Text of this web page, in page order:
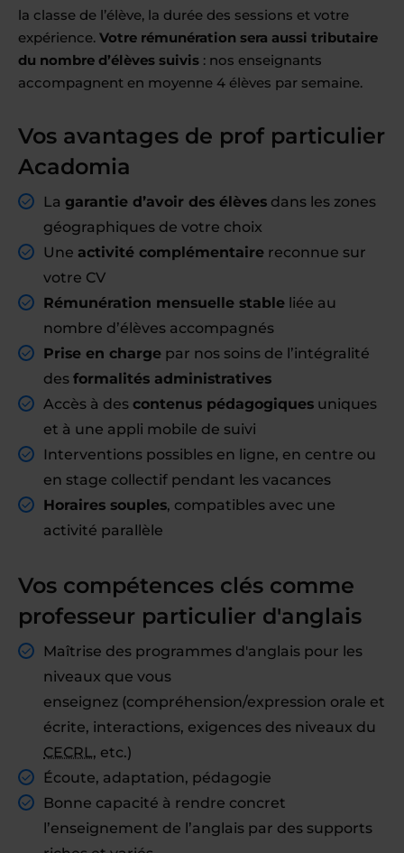
la classe de l’élève, la durée des sessions et votre
expérience. Votre rémunération sera aussi tributaire
du nombre d’élèves suivis : nos enseignants
accompagnent en moyenne 4 élèves par semaine.
Vos avantages de prof particulier
Acadomia
La garantie d’avoir des élèves dans les zones
géographiques de votre choix
Une activité complémentaire reconnue sur
votre CV
Rémunération mensuelle stable liée au
nombre d’élèves accompagnés
Prise en charge par nos soins de l’intégralité
des formalités administratives
Accès à des contenus pédagogiques uniques
et à une appli mobile de suivi
Interventions possibles en ligne, en centre ou
en stage collectif pendant les vacances
Horaires souples, compatibles avec une
activité parallèle
Vos compétences clés comme
professeur particulier d'anglais
Maîtrise des programmes d'anglais pour les
niveaux que vous
enseignez (compréhension/expression orale et
écrite, interactions, exigences des niveaux du
CECRL, etc.)
Écoute, adaptation, pédagogie
Bonne capacité à rendre concret
l’enseignement de l’anglais par des supports